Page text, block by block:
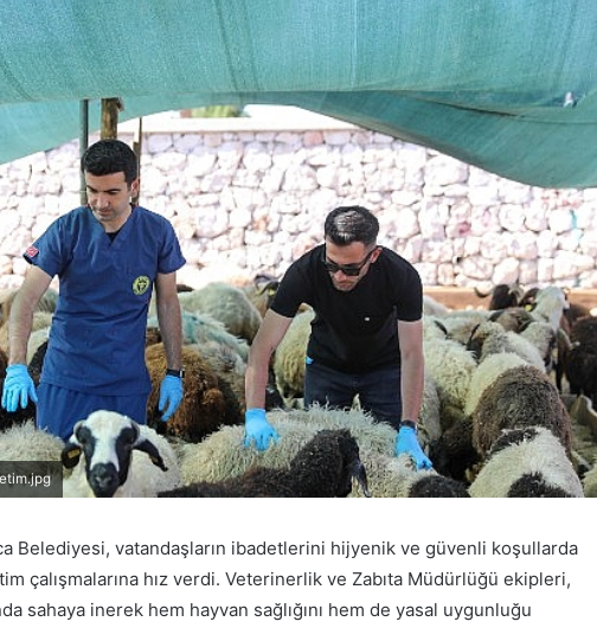
Belediyesi, vatandaşların ibadetlerini hijyenik ve güvenli koşullarda
çalışmalarına hız verdi. Veterinerlik ve Zabıta Müdürlüğü ekipleri,
sahaya inerek hem hayvan sağlığını hem de yasal uygunluğu